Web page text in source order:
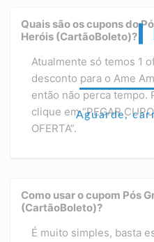
Aguarde,
Quais são os cupons do
Heróis (CartãoBoleto)?
Atualmente só temos 1
desconto para o Ame
então não perca tempo.
clique em “PEGAR
OFERTA”.
Como usar o cupom Pós
(CartãoBoleto)?
É muito simples, basta